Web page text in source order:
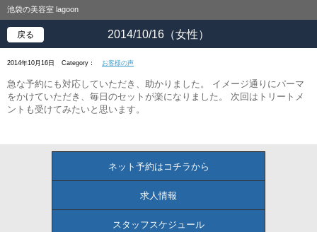
池袋の美容室 lagoon
2014/10/16（女性）
戻る
2014年10月16日 Category： お客様の声
急な予約にも対応していただき、助かりました。 イメージ通りにパーマ
をかけていただき、毎日のセットが楽になりました。 次回はトリートメ
ントも受けてみたいと思います。
ネット予約はコチラから
求人情報
スタッフスケジュール